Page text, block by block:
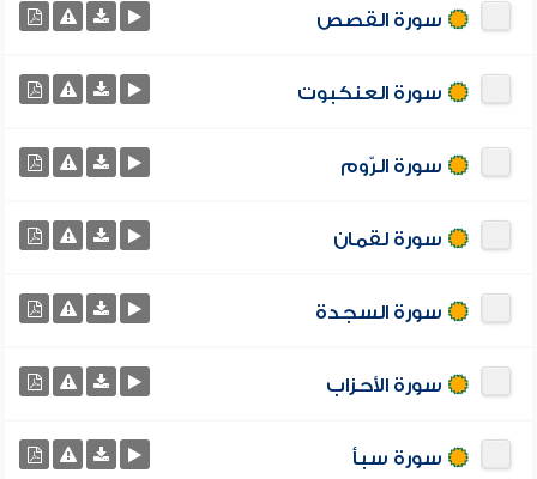
سورة القصص
سورة العنكبوت
سورة الرّوم
سورة لقمان
سورة السجدة
سورة الأحزاب
سورة سبأ